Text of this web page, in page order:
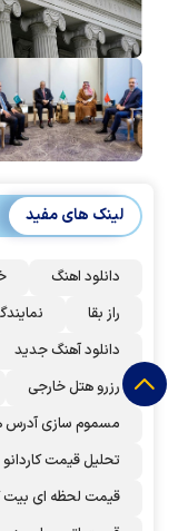
لینک های مفید
دانلود اهنگ
راز بقا
دانلود آهنگ جدید
رزرو هتل خارجی
مسموم سازی آدرس
تحلیل قیمت کاردانو
قیمت لحظه ای بیت